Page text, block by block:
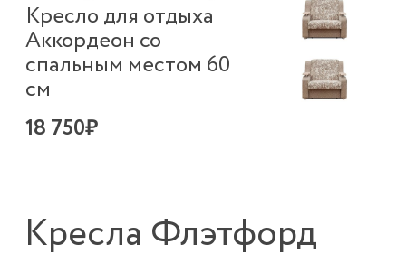
Кресло для отдыха
Аккордеон со
спальным местом 60
см
18 750₽
Кресла Флэтфорд